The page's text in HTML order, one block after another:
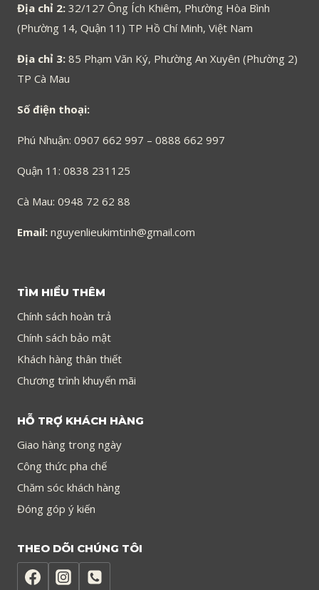
Địa chỉ 2: 32/127 Ông Ích Khiêm, Phường Hòa Bình
(Phường 14, Quận 11) TP Hồ Chí Minh, Việt Nam
Địa chỉ 3: 85 Phạm Văn Ký, Phường An Xuyên (Phường 2)
TP Cà Mau
Số điện thoại:
Phú Nhuận: 0907 662 997 – 0888 662 997
Quận 11: 0838 231125
Cà Mau: 0948 72 62 88
Email: nguyenlieukimtinh@gmail.com
TÌM HIỂU THÊM
Chính sách hoàn trả
Chính sách bảo mật
Khách hàng thân thiết
Chương trình khuyến mãi
HỖ TRỢ KHÁCH HÀNG
Giao hàng trong ngày
Công thức pha chế
Chăm sóc khách hàng
Đóng góp ý kiến
THEO DÕI CHÚNG TÔI